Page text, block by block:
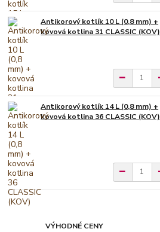
Antikorový kotlík 10 L (0,8 mm) +
kovová kotlina 31 CLASSIC (KOV)
Antikorový kotlík 14 L (0,8 mm) +
kovová kotlina 36 CLASSIC (KOV)
VÝHODNÉ CENY